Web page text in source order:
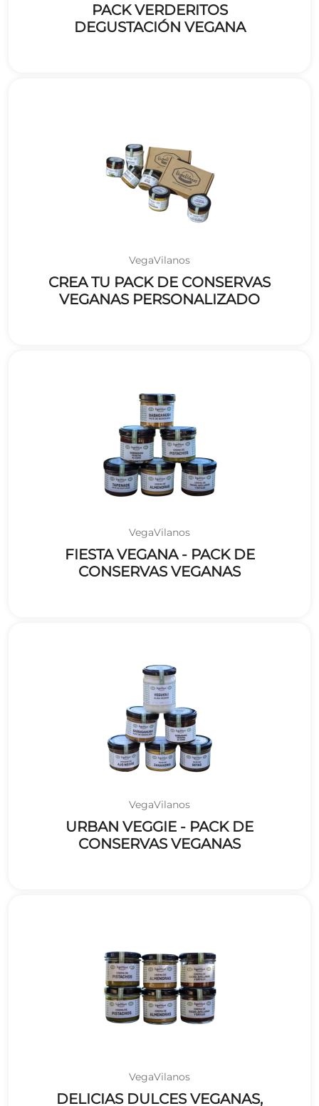
PACK VERDERITOS
DEGUSTACIÓN VEGANA
VegaVilanos
CREA TU PACK DE CONSERVAS
VEGANAS PERSONALIZADO
VegaVilanos
FIESTA VEGANA - PACK DE
CONSERVAS VEGANAS
VegaVilanos
URBAN VEGGIE - PACK DE
CONSERVAS VEGANAS
VegaVilanos
DELICIAS DULCES VEGANAS,